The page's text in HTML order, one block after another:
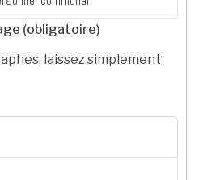
(obligatoire)
laissez simplement